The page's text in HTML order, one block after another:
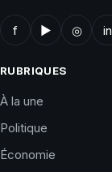
f ▶ ◎ in
RUBRIQUES
À la une
Politique
Économie